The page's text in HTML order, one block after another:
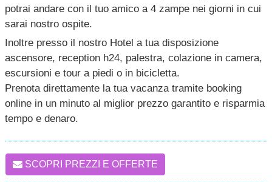
potrai andare con il tuo amico a 4 zampe nei giorni in cui
sarai nostro ospite.
Inoltre presso il nostro Hotel a tua disposizione
ascensore, reception h24, palestra, colazione in camera,
escursioni e tour a piedi o in bicicletta.
Prenota direttamente la tua vacanza tramite booking
online in un minuto al miglior prezzo garantito e risparmia
tempo e denaro.
SCOPRI PREZZI E OFFERTE